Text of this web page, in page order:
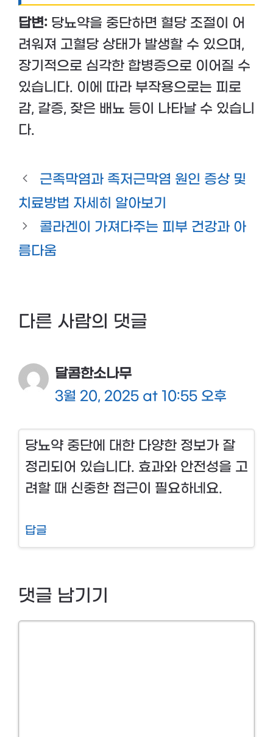
답변: 당뇨약을 중단하면 혈당 조절이 어
려워져 고혈당 상태가 발생할 수 있으며,
장기적으로 심각한 합병증으로 이어질 수
있습니다. 이에 따라 부작용으로는 피로
감, 갈증, 잦은 배뇨 등이 나타날 수 있습니
다.
근족막염과 족저근막염 원인 증상 및
치료방법 자세히 알아보기
콜라겐이 가져다주는 피부 건강과 아
름다움
다른 사람의 댓글
달콤한소나무
3월 20, 2025 at 10:55 오후
당뇨약 중단에 대한 다양한 정보가 잘
정리되어 있습니다. 효과와 안전성을 고
려할 때 신중한 접근이 필요하네요.
답글
댓글 남기기